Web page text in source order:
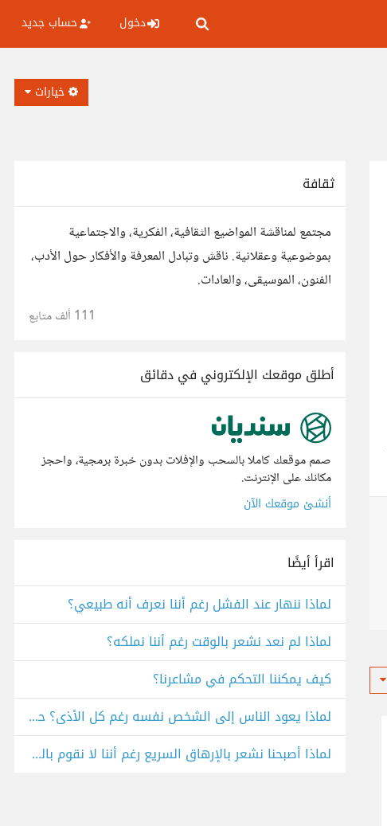
دخول حساب جديد
خيارات
ثقافة
مجتمع لمناقشة المواضيع الثقافية، الفكرية، والاجتماعية
بموضوعية وعقلانية. ناقش وتبادل المعرفة والأفكار حول الأدب،
الفنون، الموسيقى، والعادات.
111 ألف متابع
أطلق موقعك الإلكتروني في دقائق
صمم موقعك كاملا بالسحب والإفلات بدون خبرة برمجية، واحجز
مكانك على الإنترنت.
أنشئ موقعك الآن
اقرأ أيضًا
لماذا ننهار عند الفشل رغم أننا نعرف أنه طبيعي؟
لماذا لم نعد نشعر بالوقت رغم أننا نملكه؟
كيف يمكننا التحكم في مشاعرنا؟
لماذا يعود الناس إلى الشخص نفسه رغم كل الأذى؟ حالة شيرين
لماذا أصبحنا نشعر بالإرهاق السريع رغم أننا لا نقوم بالكثير؟